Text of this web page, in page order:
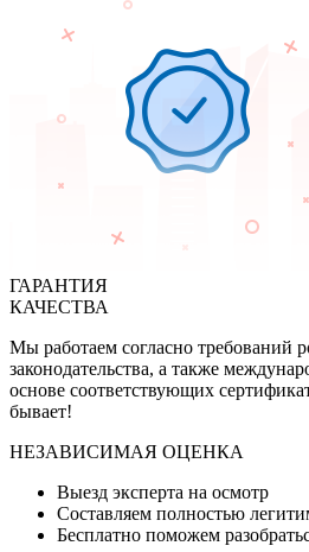
ГАРАНТИЯ
КАЧЕСТВА
Мы работаем согласно требований
законодательства, а также
основе соответствующих
бывает!
НЕЗАВИСИМАЯ ОЦЕНКА
Выезд эксперта на осмотр
Составляем полностью
Бесплатно поможем